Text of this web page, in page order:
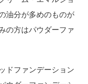
油分が多めのものが
の方はパウダーファ
ドファンデーション